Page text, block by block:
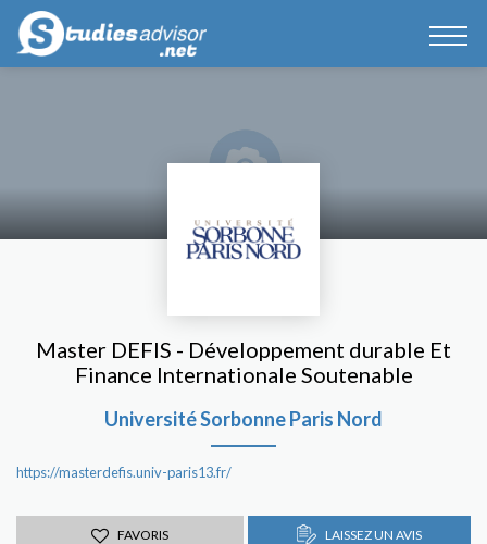
Master DEFIS - Développement durable Et
Finance Internationale Soutenable
Université Sorbonne Paris Nord
https://masterdefis.univ-paris13.fr/
FAVORIS LAISSEZ UN AVIS